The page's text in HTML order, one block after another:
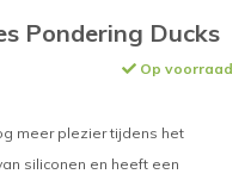
Pondering Ducks
Op voorraad
meer plezier tijdens het
siliconen en heeft een